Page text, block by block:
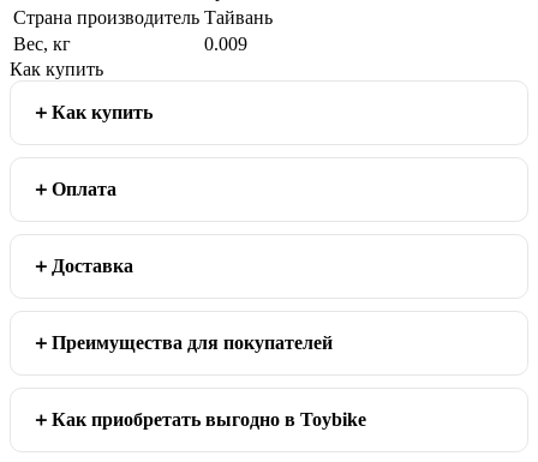
Страна производитель Тайвань
Вес, кг
0.009
Как купить
Как купить
Оплата
Доставка
Преимущества для покупателей
Как приобретать выгодно в Toybike